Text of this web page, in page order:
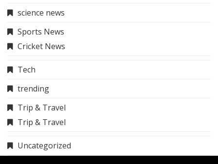
science news
Sports News
Cricket News
Tech
trending
Trip & Travel
Trip & Travel
Uncategorized